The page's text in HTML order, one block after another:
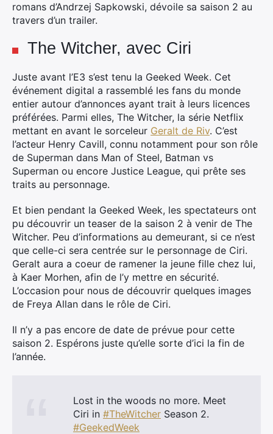
romans d’Andrzej Sapkowski, dévoile sa saison 2 au
travers d’un trailer.
The Witcher, avec Ciri
Juste avant l’E3 s’est tenu la Geeked Week. Cet
événement digital a rassemblé les fans du monde
entier autour d’annonces ayant trait à leurs licences
préférées. Parmi elles, The Witcher, la série Netflix
mettant en avant le sorceleur Geralt de Riv. C’est
l’acteur Henry Cavill, connu notamment pour son rôle
de Superman dans Man of Steel, Batman vs
Superman ou encore Justice League, qui prête ses
traits au personnage.
Et bien pendant la Geeked Week, les spectateurs ont
pu découvrir un teaser de la saison 2 à venir de The
Witcher. Peu d’informations au demeurant, si ce n’est
que celle-ci sera centrée sur le personnage de Ciri.
Geralt aura a coeur de ramener la jeune fille chez lui,
à Kaer Morhen, afin de l’y mettre en sécurité.
L’occasion pour nous de découvrir quelques images
de Freya Allan dans le rôle de Ciri.
Il n’y a pas encore de date de prévue pour cette
saison 2. Espérons juste qu’elle sorte d’ici la fin de
l’année.
Lost in the woods no more. Meet
Ciri in #TheWitcher Season 2.
#GeekedWeek